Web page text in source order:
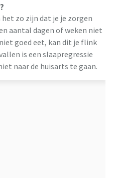
zo zijn dat je je zorgen
aantal dagen of weken niet
goed eet, kan dit je flink
is een slaapregressie
naar de huisarts te gaan.